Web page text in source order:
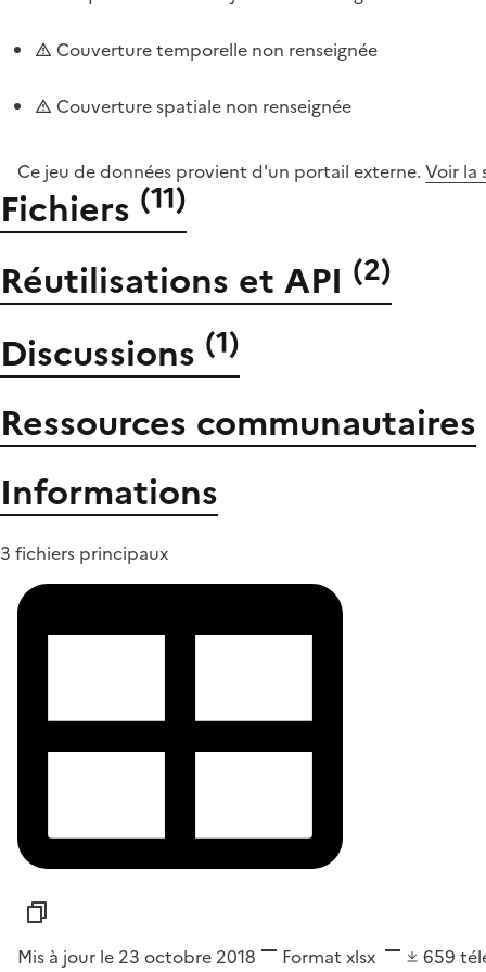
Couverture temporelle non renseignée
Couverture spatiale non renseignée
Ce jeu de données provient d'un portail externe. Voir la
Fichiers (11)
Réutilisations et API (2)
Discussions (1)
Ressources communautaires
Informations
3 fichiers principaux
Mis à jour le 23 octobre 2018 Format xlsx 659